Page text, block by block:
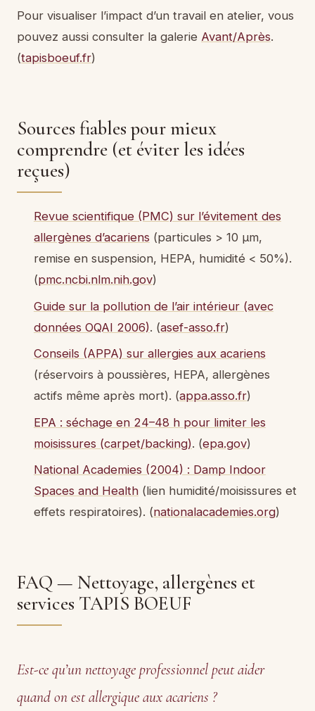
Pour visualiser l’impact d’un travail en atelier, vous
pouvez aussi consulter la galerie Avant/Après.
(tapisboeuf.fr)
Sources fiables pour mieux
comprendre (et éviter les idées
reçues)
Revue scientifique (PMC) sur l’évitement des
allergènes d’acariens (particules > 10 µm,
remise en suspension, HEPA, humidité < 50%).
(pmc.ncbi.nlm.nih.gov)
Guide sur la pollution de l’air intérieur (avec
données OQAI 2006). (asef-asso.fr)
Conseils (APPA) sur allergies aux acariens
(réservoirs à poussières, HEPA, allergènes
actifs même après mort). (appa.asso.fr)
EPA : séchage en 24–48 h pour limiter les
moisissures (carpet/backing). (epa.gov)
National Academies (2004) : Damp Indoor
Spaces and Health(lien humidité/moisissures et
effets respiratoires). (nationalacademies.org)
FAQ — Nettoyage, allergènes et
services TAPIS BOEUF
Est-ce qu’un nettoyage professionnel peut aider
quand on est allergique aux acariens ?